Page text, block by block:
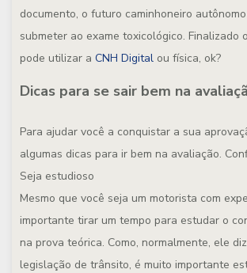
documento, o futuro caminhoneiro
submeter ao exame toxicológico. Finalizado
pode utilizar a CNH Digital ou física, ok?
Dicas para se sair bem na
Para ajudar você a conquistar a sua
algumas dicas para ir bem na avaliação.
Seja estudioso
Mesmo que você seja um motorista com
importante tirar um tempo para estudar o
na prova teórica. Como, normalmente, ele
legislação de trânsito, é muito importante